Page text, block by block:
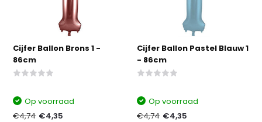
Cijfer Ballon Brons 1 -
86cm
Op voorraad
€4,74 €4,35
Cijfer Ballon Pastel Blauw 1
- 86cm
Op voorraad
€4,74 €4,35